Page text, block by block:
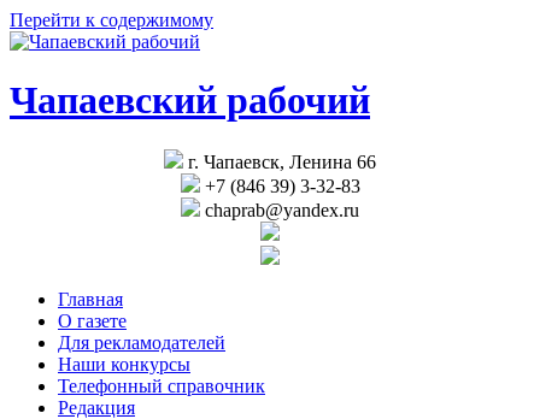
Перейти к содержимому
Чапаевский рабочий
г. Чапаевск, Ленина 66
+7 (846 39) 3-32-83
chaprab@yandex.ru
Главная
О газете
Для рекламодателей
Наши конкурсы
Телефонный справочник
Редакция